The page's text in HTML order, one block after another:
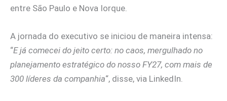
entre São Paulo e Nova Iorque.
A jornada do executivo se iniciou de maneira intensa:
“E já comecei do jeito certo: no caos, mergulhado no
planejamento estratégico do nosso FY27, com mais de
300 líderes da companhia“, disse, via LinkedIn.